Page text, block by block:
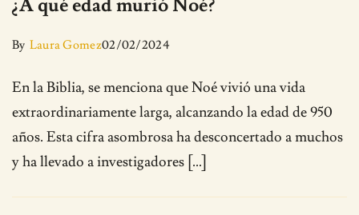
¿A qué edad murió Noé?
By Laura Gomez02/02/2024
En la Biblia, se menciona que Noé vivió una vida
extraordinariamente larga, alcanzando la edad de 950
años. Esta cifra asombrosa ha desconcertado a muchos
y ha llevado a investigadores […]